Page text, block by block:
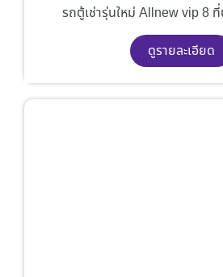
รถตู้เช่ารุ่นใหม่ Allnew vip 8
ดูรายละเอียด